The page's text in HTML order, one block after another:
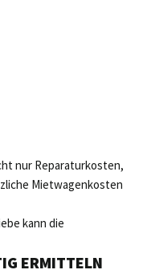
nur Reparaturkosten,
Mietwagenkosten
kann die
ERMITTELN